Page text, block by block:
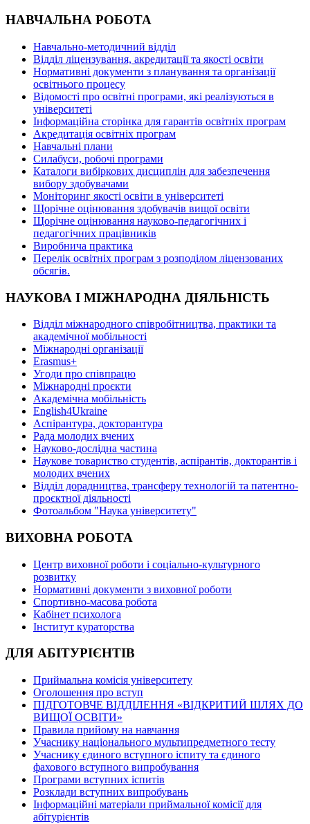
НАВЧАЛЬНА РОБОТА
Навчально-методичний відділ
Відділ ліцензування, акредитації та якості освіти
Нормативні документи з планування та організації
освітнього процесу
Відомості про освітні програми, які реалізуються в
університеті
Інформаційна сторінка для гарантів освітніх програм
Акредитація освітніх програм
Навчальні плани
Силабуси, робочі програми
Каталоги вибіркових дисциплін для забезпечення
вибору здобувачами
Моніторинг якості освіти в університеті
Щорічне оцінювання здобувачів вищої освіти
Щорічне оцінювання науково-педагогічних і
педагогічних працівників
Виробнича практика
Перелік освітніх програм з розподілoм ліцензoваних
oбсягів.
НАУКОВА І МІЖНАРОДНА ДІЯЛЬНІСТЬ
Відділ міжнародного співробітництва, практики та
академічної мобільності
Міжнародні організації
Erasmus+
Угоди про співпрацю
Міжнародні проєкти
Академічна мобільність
English4Ukraine
Аспірантура, докторантура
Рада молодих вчених
Науково-дослідна частина
Наукове товариство студентів, аспірантів, докторантів і
молодих вчених
Відділ дорадництва, трансферу технологій та патентно-
проєктної діяльності
Фотоальбом "Наука університету"
ВИХОВНА РОБОТА
Центр виховної роботи і соціально-культурного
розвитку
Нормативні документи з виховної роботи
Спортивно-масова робота
Кабінет психолога
Інститут кураторства
ДЛЯ АБІТУРІЄНТІВ
Приймальна комісія університету
Оголошення про вступ
ПІДГОТОВЧЕ ВІДДІЛЕННЯ «ВІДКРИТИЙ ШЛЯХ ДО
ВИЩОЇ ОСВІТИ»
Правила прийому на навчання
Учаснику національного мультипредметного тесту
Учаснику єдиного вступного іспиту та єдиного
фахового вступного випробування
Програми вступних іспитів
Розклади вступних випробувань
Інформаційні матеріали приймальної комісії для
абітурієнтів